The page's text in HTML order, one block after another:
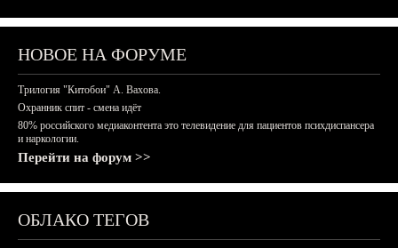
НОВОЕ НА ФОРУМЕ
Трилогия "Китобои" А. Вахова.
Охранник спит - смена идёт
80% российского медиаконтента это телевидение для пациентов психдиспансера
и наркологии.
Перейти на форум >>
ОБЛАКО ТЕГОВ